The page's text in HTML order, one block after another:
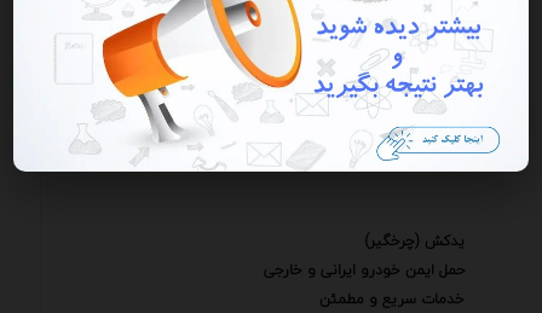
امداد خودرو . یدکش
سیراف. جم. کنگان.عسلویه
یدکش (چرخگیر)
حمل ایمن خودرو ایرانی و خارجی
خدمات سریع و مطمئن